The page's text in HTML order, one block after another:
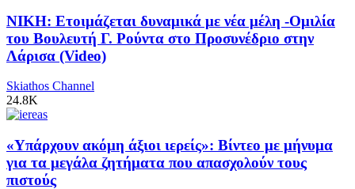
ΝΙΚΗ: Ετοιμάζεται δυναμικά με νέα μέλη -Ομιλία
του Βουλευτή Γ. Ρούντα στο Προσυνέδριο στην
Λάρισα (Video)
Skiathos Channel
24.8K
«Υπάρχουν ακόμη άξιοι ιερείς»: Βίντεο με μήνυμα
για τα μεγάλα ζητήματα που απασχολούν τους
πιστούς